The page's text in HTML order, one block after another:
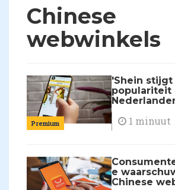
Chinese
webwinkels
Premium
'Shein stijgt
populariteit
1 minuut
e
Chinese